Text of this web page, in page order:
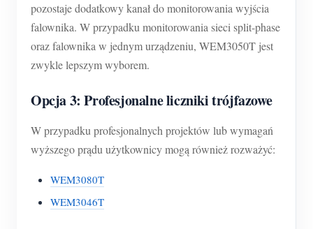
pozostaje dodatkowy kanał do monitorowania wyjścia
falownika. W przypadku monitorowania sieci split-phase
oraz falownika w jednym urządzeniu, WEM3050T jest
zwykle lepszym wyborem.
Opcja 3: Profesjonalne liczniki trójfazowe
W przypadku profesjonalnych projektów lub wymagań
wyższego prądu użytkownicy mogą również rozważyć:
WEM3080T
WEM3046T